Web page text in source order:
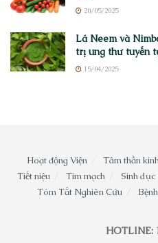
20/05/2025
Lá Neem và
trị ung thư tuyến
15/04/2025
Hoạt động Viện Tâm thần
Tiết niệu
Tim mạch Sinh dục
Tóm Tắt Nghiên Cứu
HOTLINE: